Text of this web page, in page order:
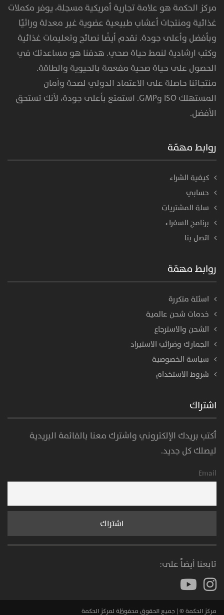
الخيارات
على
صفحة
المنتج
مركز الحكمة هو علامة تجارية أمريكية مسجلة، يوفر مكملات
غذائية ومنتجات أعشاب طبيعية عضوية غير معدلة وراثيًا
وبأفضل وأعلى جودة. نقدم أيضًا نصائح وتعليمات غذائية
وكتب ارشادية لنمط حياة صحي. هدفنا هو مساعدتك في
الحصول على حياة صحية مفعمة بالحيوية والطاقة.
منتجاتنا حاصلة على الاعتماد الدولي لصحة وأمان
المستهلك ISO وGMP. استمتع بأعلى جودة، لأنك تستحق
الأفضل.
روابط مهمّة
كيفية الشراء
حسابي
سلة المشتريات
برنامج السفراء
اتصل بنا
روابط مهمّة
اسئلة متكررة
خدمات شحن عالمية
الشحن والاسترجاع
الجمارك وضرائب الاستيراد
سياسة الخصوصية
شروط الاستخدام
اشتراك
أكتب بريدك الإلكتروني واشترك معنا بالقائمة البريدية
ليصلك كل جديد.
Email
تابعنا أيضاً على:
مركز الحكمة © | جميع الحقوق محفوظة لمركز الحكمة